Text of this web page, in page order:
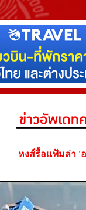
หงส์รื้อแฟ้มล่า '